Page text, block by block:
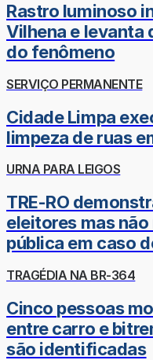
Rastro luminoso
Vilhena e levanta
do fenômeno
SERVIÇO PERMANENTE
Cidade Limpa
limpeza de ruas
URNA PARA LEIGOS
TRE-RO
eleitores mas
pública em caso
TRAGÉDIA NA BR-364
Cinco pessoas
entre carro e
são identificadas